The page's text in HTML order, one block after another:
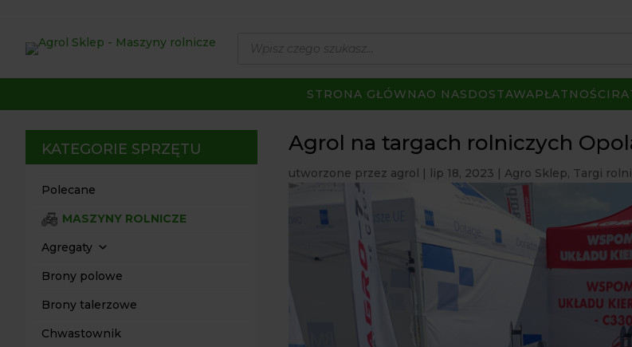
produktów
STRONA GŁÓWNAO NAS DOSTAWAPŁATNOŚCI
KATEGORIE SPRZĘTU
Polecane
MASZYNY ROLNICZE
Agregaty
Brony polowe
Brony talerzowe
Chwastownik
Agrol na targach rolniczych
utworzone przez agrol | lip 18, 2023 | Agro Sklep, Targi